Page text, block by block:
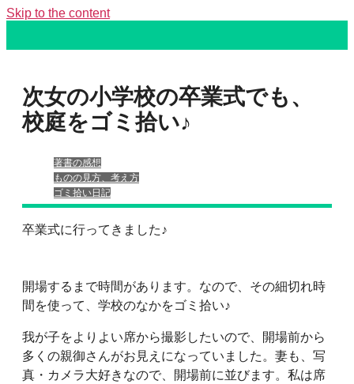
Skip to the content
ホーム
書籍・DVD
お問い合わせ
ホーム
履歴書
メディア掲載情報
次女の小学校の卒業式でも、
校庭をゴミ拾い♪
著書の感想
ものの見方、考え方
ゴミ拾い日記
卒業式に行ってきました♪
開場するまで時間があります。なので、その細切れ時
間を使って、学校のなかをゴミ拾い♪
我が子をよりよい席から撮影したいので、開場前から
多くの親御さんがお見えになっていました。妻も、写
真・カメラ大好きなので、開場前に並びます。私は席